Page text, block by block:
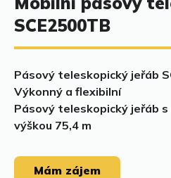
SCE2500TB
Pásový teleskopický jeřáb
Výkonný a flexibilní
Pásový teleskopický jeřáb
výškou 75,4 m
Mám zájem